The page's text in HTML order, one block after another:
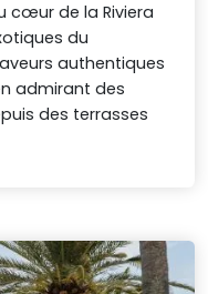
cœur de la Riviera
du
authentiques
admirant des
des terrasses